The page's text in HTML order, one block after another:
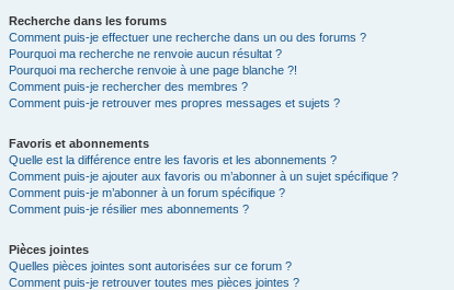
Recherche dans les forums
Comment puis-je effectuer une recherche dans un ou des forums ?
Pourquoi ma recherche ne renvoie aucun résultat ?
Pourquoi ma recherche renvoie à une page blanche ?!
Comment puis-je rechercher des membres ?
Comment puis-je retrouver mes propres messages et sujets ?
Favoris et abonnements
Quelle est la différence entre les favoris et les abonnements ?
Comment puis-je ajouter aux favoris ou m’abonner à un sujet spécifique ?
Comment puis-je m’abonner à un forum spécifique ?
Comment puis-je résilier mes abonnements ?
Pièces jointes
Quelles pièces jointes sont autorisées sur ce forum ?
Comment puis-je retrouver toutes mes pièces jointes ?